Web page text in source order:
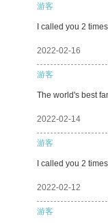
游客
I called you 2
2022-02-16
游客
The world's best
2022-02-14
游客
I called you 2
2022-02-12
游客